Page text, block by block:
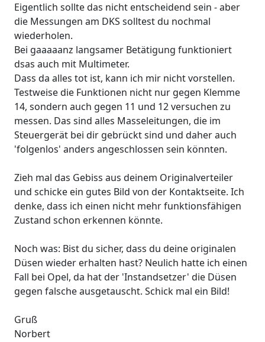
Eigentlich sollte das nicht entscheidend sein - aber
die Messungen am DKS solltest du nochmal
wiederholen.
Bei gaaaaanz langsamer Betätigung funktioniert
dsas auch mit Multimeter.
Dass da alles tot ist, kann ich mir nicht vorstellen.
Testweise die Funktionen nicht nur gegen Klemme
14, sondern auch gegen 11 und 12 versuchen zu
messen. Das sind alles Masseleitungen, die im
Steuergerät bei dir gebrückt sind und daher auch
'folgenlos' anders angeschlossen sein könnten.
Zieh mal das Gebiss aus deinem Originalverteiler
und schicke ein gutes Bild von der Kontaktseite. Ich
denke, dass ich einen nicht mehr funktionsfähigen
Zustand schon erkennen könnte.
Noch was: Bist du sicher, dass du deine originalen
Düsen wieder erhalten hast? Neulich hatte ich einen
Fall bei Opel, da hat der 'Instandsetzer' die Düsen
gegen falsche ausgetauscht. Schick mal ein Bild!
Gruß
Norbert